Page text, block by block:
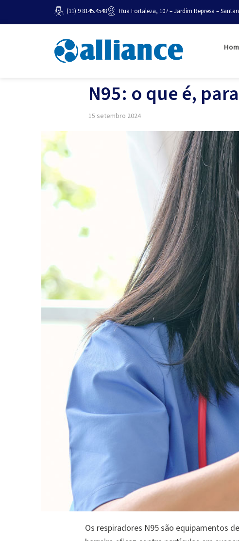
(11) 9 8145.4548 Rua Fortaleza, 107 – Jardim Represa –
N95: o que é,
15 setembro 2024
Os respiradores N95 são equipamentos